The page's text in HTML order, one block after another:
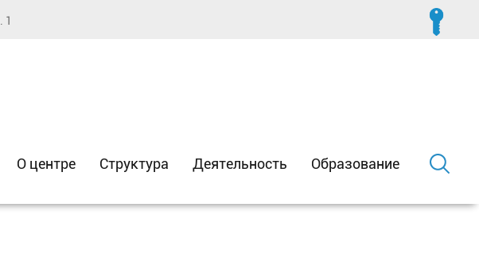
1
О центре Структура Деятельность Образование